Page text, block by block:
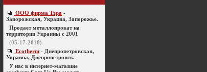
ООО фирма Тэра -
Запорожская, Украина, Запорожье.
Продает металлопрокат на
территории Украины с 2001
(05-17-2018)
Ecotherm - Днепропетровская,
Украина, Днепропетровск.
У нас в интернет-магазине